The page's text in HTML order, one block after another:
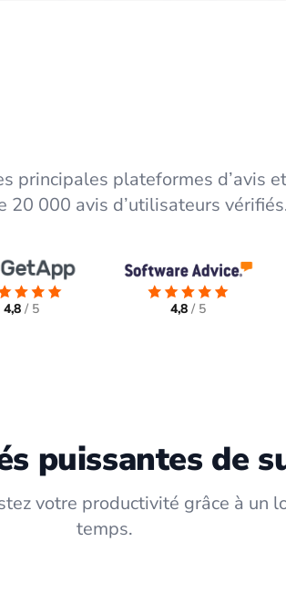
principales plateformes d’avis
20 000 avis d’utilisateurs
4,8 / 5 4,8 / 5
puissantes de
votre productivité grâce à un
temps.